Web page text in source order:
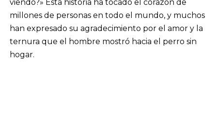
viendo?» Esta historia ha tocado el corazón de
millones de personas en todo el mundo, y muchos
han expresado su agradecimiento por el amor y la
ternura que el hombre mostró hacia el perro sin
hogar.